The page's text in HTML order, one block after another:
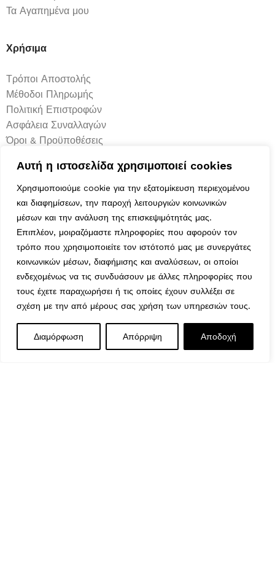
Αυτή η ιστοσελίδα χρησιμοποιεί cookies
Χρησιμοποιούμε cookie για την εξατομίκευση περιεχομένου
και διαφημίσεων, την παροχή λειτουργιών κοινωνικών
μέσων και την ανάλυση της επισκεψιμότητάς μας.
Επιπλέον, μοιραζόμαστε πληροφορίες που αφορούν τον
τρόπο που χρησιμοποιείτε τον ιστότοπό μας με συνεργάτες
κοινωνικών μέσων, διαφήμισης και αναλύσεων, οι οποίοι
ενδεχομένως να τις συνδυάσουν με άλλες πληροφορίες που
τους έχετε παραχωρήσει ή τις οποίες έχουν συλλέξει σε
σχέση με την από μέρους σας χρήση των υπηρεσιών τους.
Διαμόρφωση Απόρριψη Αποδοχή
Τα Αγαπημένα μου
Χρήσιμα
Τρόποι Αποστολής
Μέθοδοι Πληρωμής
Πολιτική Επιστροφών
Ασφάλεια Συναλλαγών
Όροι & Προϋποθέσεις
Ωράριο Λειτουργίας
Δευτέρα : 9:00-14:30
Τρίτη : 9:00-14:30, 18:00-21:00
Τετάρτη : 9:00-14:30
Πέμπτη : 9:00-14:30, 18:00-21:00
Παρασκευή : 9:00-14:30, 18:00-21:00
Σάββατο : 9:00-14:30